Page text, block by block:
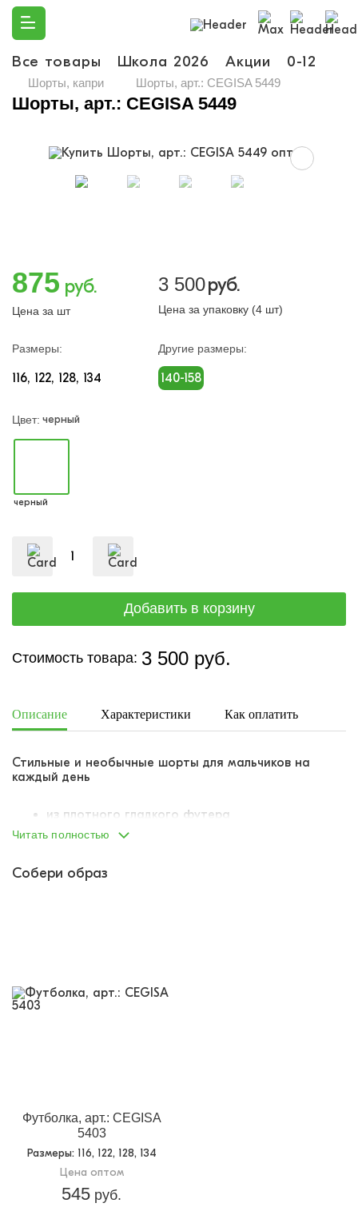
Все товары Школа 2026 Акции 0-12
Шорты, капри Шорты, арт.: CEGISA 5449
Шорты, арт.: CEGISA 5449
875 руб.
Цена за шт
3 500руб.
Цена за упаковку (4 шт)
Размеры:
116 122 128 134
Другие размеры:
140-158
Цвет: черный
черный
Стоимость товара: 3 500 руб.
Описание Характеристики Как оплатить
Стильные и необычные шорты для мальчиков на
каждый день
из плотного гладкого футера
свободный крой
лучшей посадки на талии
Читать полностью
Собери образ
Футболка, арт.: CEGISA
5403
Размеры: 116, 122, 128, 134
Цена оптом
545 руб.